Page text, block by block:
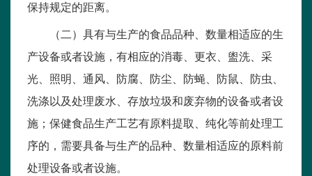
保持规定的距离。
（二）具有与生产的食品品种、数量相适应的生
产设备或者设施，有相应的消毒、更衣、盥洗、采
光、照明、通风、防腐、防尘、防蝇、防鼠、防虫、
洗涤以及处理废水、存放垃圾和废弃物的设备或者设
施；保健食品生产工艺有原料提取、纯化等前处理工
序的，需要具备与生产的品种、数量相适应的原料前
处理设备或者设施。